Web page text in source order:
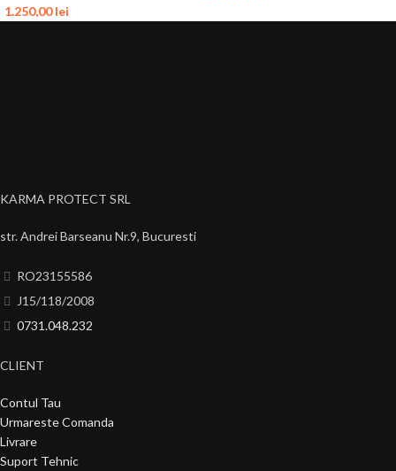
1.250,00lei
KARMA PROTECT SRL
str. Andrei Barseanu Nr.9, Bucuresti
RO23155586
J15/118/2008
0731.048.232
CLIENT
Contul Tau
Urmareste Comanda
Livrare
Suport Tehnic